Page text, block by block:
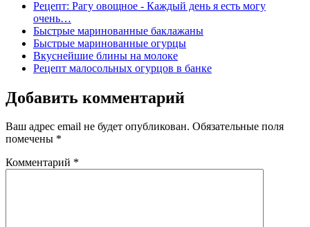
Рецепт: Рагу овощное - Каждый день я есть могу
очень…
Быстрые маринованные баклажаны
Быстрые маринованные огурцы
Вкуснейшие блины на молоке
Рецепт малосольных огурцов в банке
Добавить комментарий
Ваш адрес email не будет опубликован. Обязательные поля
помечены *
Комментарий *